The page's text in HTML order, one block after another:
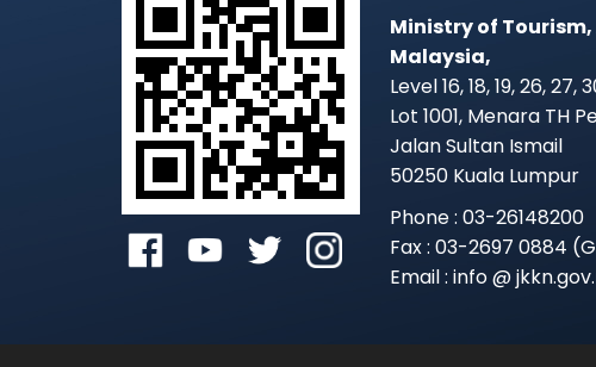
Ministry of
Malaysia,
Level 16, 18, 19, 26, 27,
Lot 1001, Menara TH
Jalan Sultan Ismail
50250 Kuala Lumpur
Phone : 03-26148200
Fax : 03-2697 0884
Email : info @